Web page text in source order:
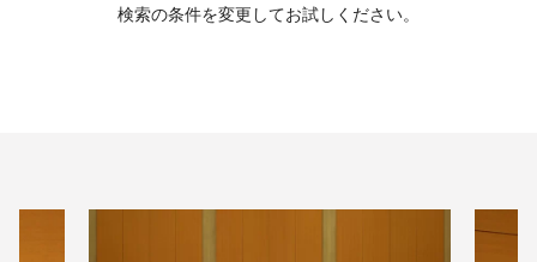
検索の条件を変更してお試しください。